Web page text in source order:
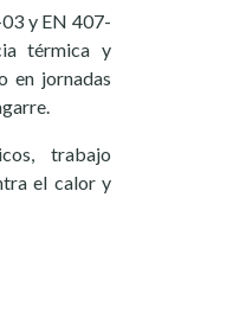
y EN 407-
térmica y
en jornadas
trabajo
el calor y